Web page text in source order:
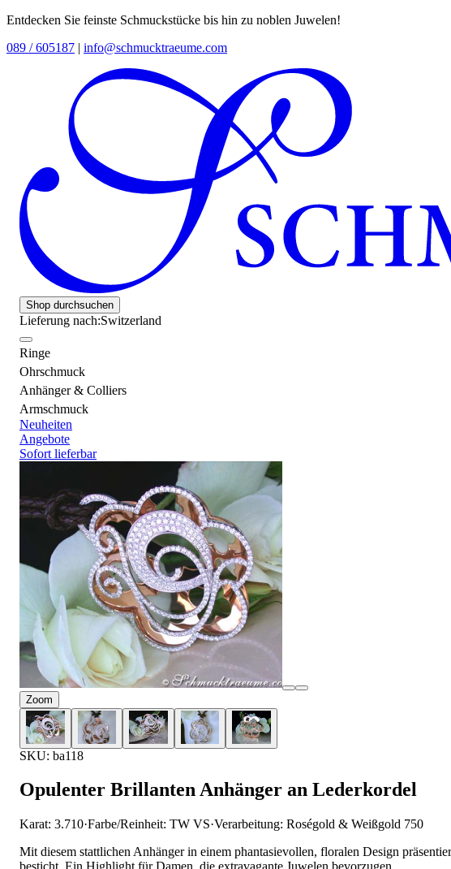
Entdecken Sie feinste Schmuckstücke bis hin zu noblen Juwelen!
089 / 605187 | info@schmucktraeume.com
Shop durchsuchen
Lieferung nach:Switzerland
Ringe
Ohrschmuck
Anhänger & Colliers
Armschmuck
Neuheiten
Angebote
Sofort lieferbar
Zoom
SKU: ba118
Opulenter Brillanten Anhänger an Lederkordel
Karat: 3.710·Farbe/Reinheit: TW VS·Verarbeitung: Roségold & Weißgold 750
Mit diesem stattlichen Anhänger in einem phantasievollen, floralen Design